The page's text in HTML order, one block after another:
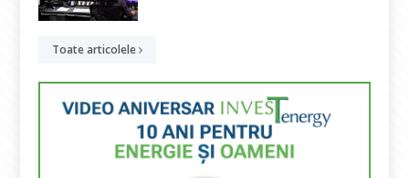
Toate articolele